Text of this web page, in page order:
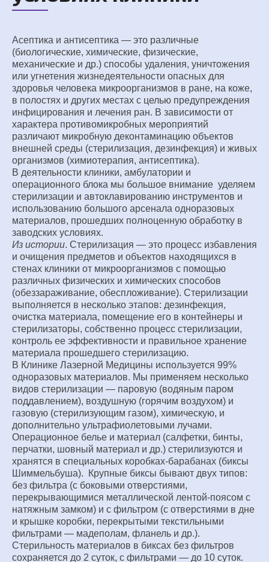
Асептика и антисептика — это различные
(биологические, химические, физические,
механические и др.) способы удаления, уничтожения
или угнетения жизнедеятельности опасных для
здоровья человека микроорганизмов в ране, на коже,
в полостях и других местах с целью предупреждения
инфицирования и лечения ран. В зависимости от
характера противомикробных мероприятий
различают микробную деконтаминацию объектов
внешней среды (стерилизация, дезинфекция) и живых
организмов (химиотерапия, антисептика).
В деятельности клиники, амбулатории и
операционного блока мы большое внимание уделяем
стерилизации и автоклавированию инструментов и
использованию большого арсенала одноразовых
материалов, прошедших полноценную обработку в
заводских условиях.
Из истории. Стерилизация — это процесс избавления
и очищения предметов и объектов находящихся в
стенах клиники от микроорганизмов с помощью
различных физических и химических способов
(обеззараживание, обеспложивание). Стерилизации
выполняется в несколько этапов: дезинфекция,
очистка материала, помещение его в контейнеры и
стерилизаторы, собственно процесс стерилизации,
контроль ее эффективности и правильное хранение
материала прошедшего стерилизацию.
В Клинике Лазерной Медицины используется 99%
одноразовых материалов. Мы применяем несколько
видов стерилизации — паровую (водяным паром
поддавлением), воздушную (горячим воздухом) и
газовую (стерилизующим газом), химическую, и
дополнительно ультрафиолетовыми лучами.
Операционное белье и материал (салфетки, бинты,
перчатки, шовный материал и др.) стерилизуются и
хранятся в специальных коробках-барабанах (биксы
Шиммельбуша). Крупные биксы бывают двух типов:
без фильтра (с боковыми отверстиями,
перекрывающимися металлической лентой-поясом с
натяжным замком) и с фильтром (с отверстиями в дне
и крышке коробки, перекрытыми текстильными
фильтрами — мадеполам, фланель и др.).
Стерильность материалов в биксах без фильтров
сохраняется до 2 суток, с фильтрами — до 10 суток.